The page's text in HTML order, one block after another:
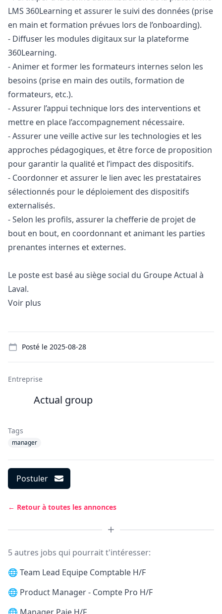
LMS 360Learning et assurer le suivi des données (prise
en main et formation prévues lors de l’onboarding).
- Diffuser les modules digitaux sur la plateforme
360Learning.
- Animer et former les formateurs internes selon les
besoins (prise en main des outils, formation de
formateurs, etc.).
- Assurer l’appui technique lors des interventions et
mettre en place l’accompagnement nécessaire.
- Assurer une veille active sur les technologies et les
approches pédagogiques, et être force de proposition
pour garantir la qualité et l’impact des dispositifs.
- Coordonner et assurer le lien avec les prestataires
sélectionnés pour le déploiement des dispositifs
externalisés.
- Selon les profils, assurer la chefferie de projet de
bout en bout, en coordonnant et animant les parties
prenantes internes et externes.
Le poste est basé au siège social du Groupe Actual à
Laval.
Voir plus
Posté le 2025-08-28
Entreprise
Actual group
Tags
manager
Postuler
← Retour à toutes les annonces
5 autres jobs qui pourrait t'intéresser:
🌐 Team Lead Equipe Comptable H/F
🌐 Product Manager - Compte Pro H/F